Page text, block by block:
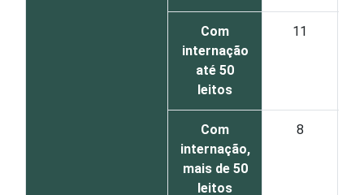
Com
internação
até 50
leitos
11
Com
internação,
mais de 50
leitos
8